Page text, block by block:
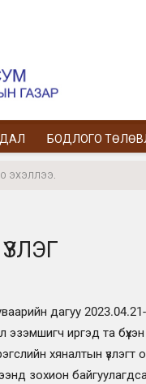
БОДЛОГО
ЭХЭЛЛЭЭ.
дагуу
иргэд та бүхэн
хяналтын үзлэгт
зохион